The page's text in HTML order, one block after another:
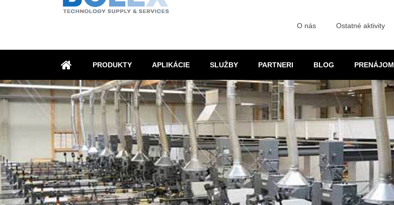
ÚVOD
PRODUKTY APLIKÁCIE SLUŽBY PARTNERI BLOG PRENÁJOM
O nás Ostatné aktivity